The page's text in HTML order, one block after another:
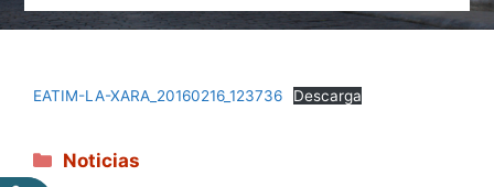
EATIM-LA-XARA_20160216_123736 Descarga
Categorías
Noticias